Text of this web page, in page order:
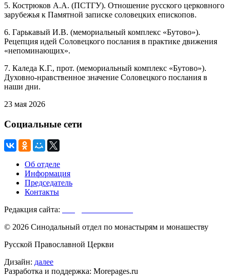
5. Кострюков А.А. (ПСТГУ). Отношение русского церковного
зарубежья к Памятной записке соловецких епископов.
6. Гарькавый И.В. (мемориальный комплекс «Бутово»).
Рецепция идей Соловецкого послания в практике движения
«непоминающих».
7. Каледа К.Г., прот. (мемориальный комплекс «Бутово»).
Духовно-нравственное значение Соловецкого послания в
наши дни.
23 мая 2026
Социальные сети
Об отделе
Информация
Председатель
Контакты
Редакция сайта:
© 2026 Синодальный отдел по монастырям и монашеству
Русской Православной Церкви
Дизайн: далее
Разработка и поддержка: Morepages.ru